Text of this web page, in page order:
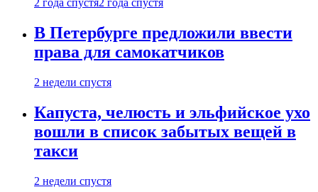
2 года спустя2 года спустя
В Петербурге предложили ввести
права для самокатчиков
2 недели спустя
Капуста, челюсть и эльфийское ухо
вошли в список забытых вещей в
такси
2 недели спустя